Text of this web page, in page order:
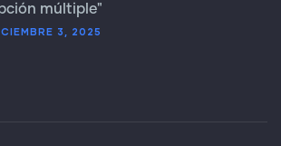
múltiple"
3, 2025